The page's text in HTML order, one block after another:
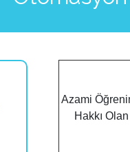
Azami
Hakkı